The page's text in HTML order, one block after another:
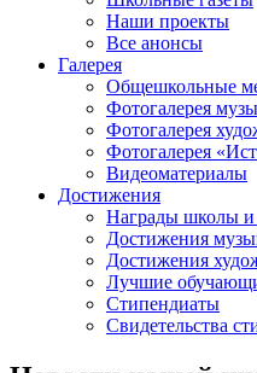
Наши проекты
Все анонсы
Галерея
Общешкольные
Фотогалерея
Фотогалерея
Фотогалерея
Видеоматериалы
Достижения
Награды школы и
Достижения
Достижения
Лучшие
Стипендиаты
Свидетельства